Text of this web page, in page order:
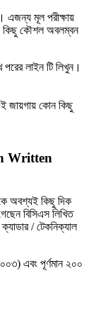
এজন্য মূল পরীক্ষায়
কিছু কৌশল অবলম্বন
লাইন টি লিখুন।
জায়গায় কোন কিছু
Written
অবশ্যই কিছু দিক
বিসিএস লিখিত
ক্যাডার / টেকনিক্যাল
এবং পূর্ণমান ২০০